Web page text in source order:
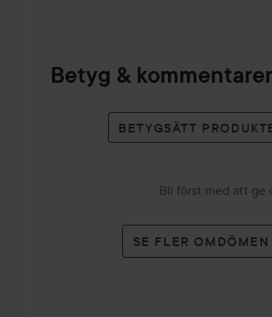
Betyg & kommentarer
BETYGSÄTT
Bli först med att ge
SE FLER